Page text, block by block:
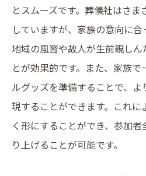
とスムーズです。葬儀社はさ
していますが、家族の意向に合
地域の風習や故人が生前親し
とが効果的です。また、家族
ルグッズを準備することで、
現することができます。これ
く形にすることができ、参加
り上げることが可能です。